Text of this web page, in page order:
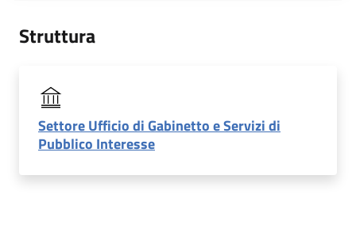
Struttura
Settore Ufficio di Gabinetto e Servizi di
Pubblico Interesse